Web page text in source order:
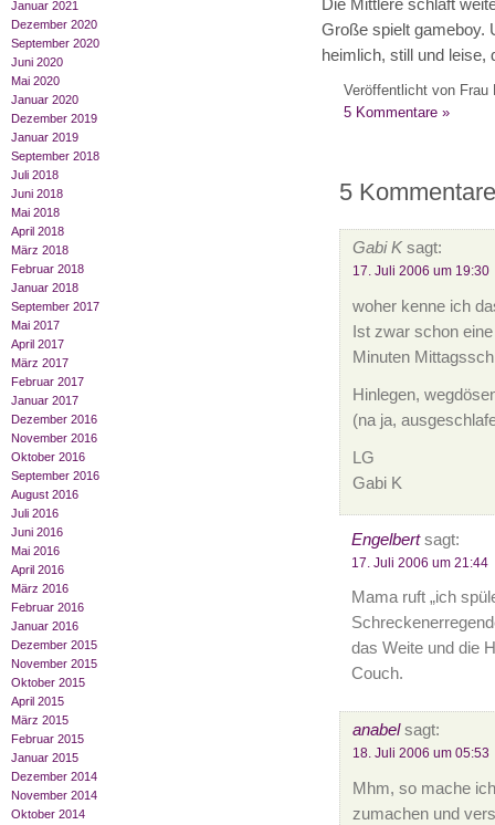
Januar 2021
Dezember 2020
September 2020
Juni 2020
Mai 2020
Januar 2020
Dezember 2019
Januar 2019
September 2018
Juli 2018
Juni 2018
Mai 2018
April 2018
März 2018
Februar 2018
Januar 2018
September 2017
Mai 2017
April 2017
März 2017
Februar 2017
Januar 2017
Dezember 2016
November 2016
Oktober 2016
September 2016
August 2016
Juli 2016
Juni 2016
Mai 2016
April 2016
März 2016
Februar 2016
Januar 2016
Dezember 2015
November 2015
Oktober 2015
April 2015
März 2015
Februar 2015
Januar 2015
Dezember 2014
November 2014
Oktober 2014
Die Mittlere schläft
Große spielt gameboy.
heimlich, still und
Veröffentlicht von Frau
5 Kommentare »
5
Gabi Ksagt:
17. Juli 2006 um 19:30
woher kenne ich
Ist zwar schon
Minuten
Hinlegen,
(na ja,
LG
Gabi K
Engelbertsagt:
17. Juli 2006 um 21:44
Mama ruft „ich
das Weite und die
Couch.
anabelsagt:
18. Juli 2006 um 05:53
Mhm, so mache
zumachen und